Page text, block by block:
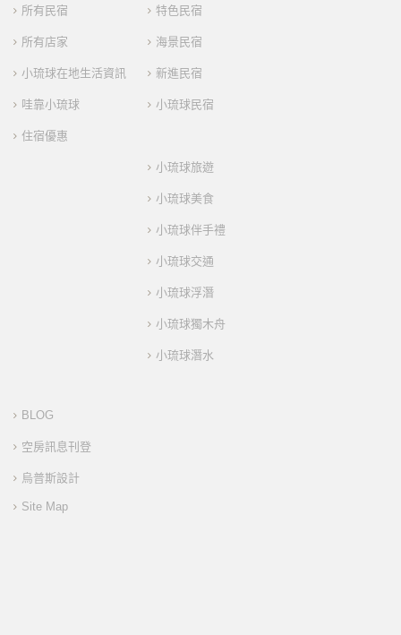
所有民宿
所有店家
小琉球在地生活資訊
哇靠小琉球
住宿優惠
特色民宿
海景民宿
新進民宿
小琉球民宿
小琉球旅遊
小琉球美食
小琉球伴手禮
小琉球交通
小琉球浮潛
小琉球獨木舟
小琉球潛水
BLOG
空房訊息刊登
烏普斯設計
Site Map